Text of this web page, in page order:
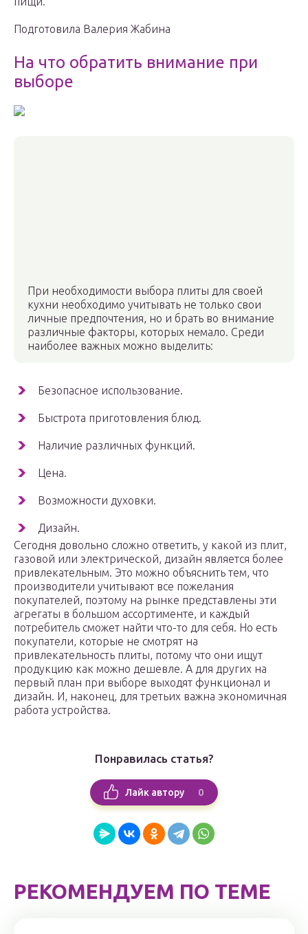
Подготовила Валерия Жабина
На что обратить внимание при
выборе
При необходимости выбора плиты для своей
кухни необходимо учитывать не только свои
личные предпочтения, но и брать во внимание
различные факторы, которых немало. Среди
наиболее важных можно выделить:
Безопасное использование.
Быстрота приготовления блюд.
Наличие различных функций.
Цена.
Возможности духовки.
Дизайн.
Сегодня довольно сложно ответить, у какой из плит,
газовой или электрической, дизайн является более
привлекательным. Это можно объяснить тем, что
производители учитывают все пожелания
покупателей, поэтому на рынке представлены эти
агрегаты в большом ассортименте, и каждый
потребитель сможет найти что-то для себя. Но есть
покупатели, которые не смотрят на
привлекательность плиты, потому что они ищут
продукцию как можно дешевле. А для других на
первый план при выборе выходят функционал и
дизайн. И, наконец, для третьих важна экономичная
работа устройства.
Понравилась статья?
Лайк автору 0
РЕКОМЕНДУЕМ ПО ТЕМЕ